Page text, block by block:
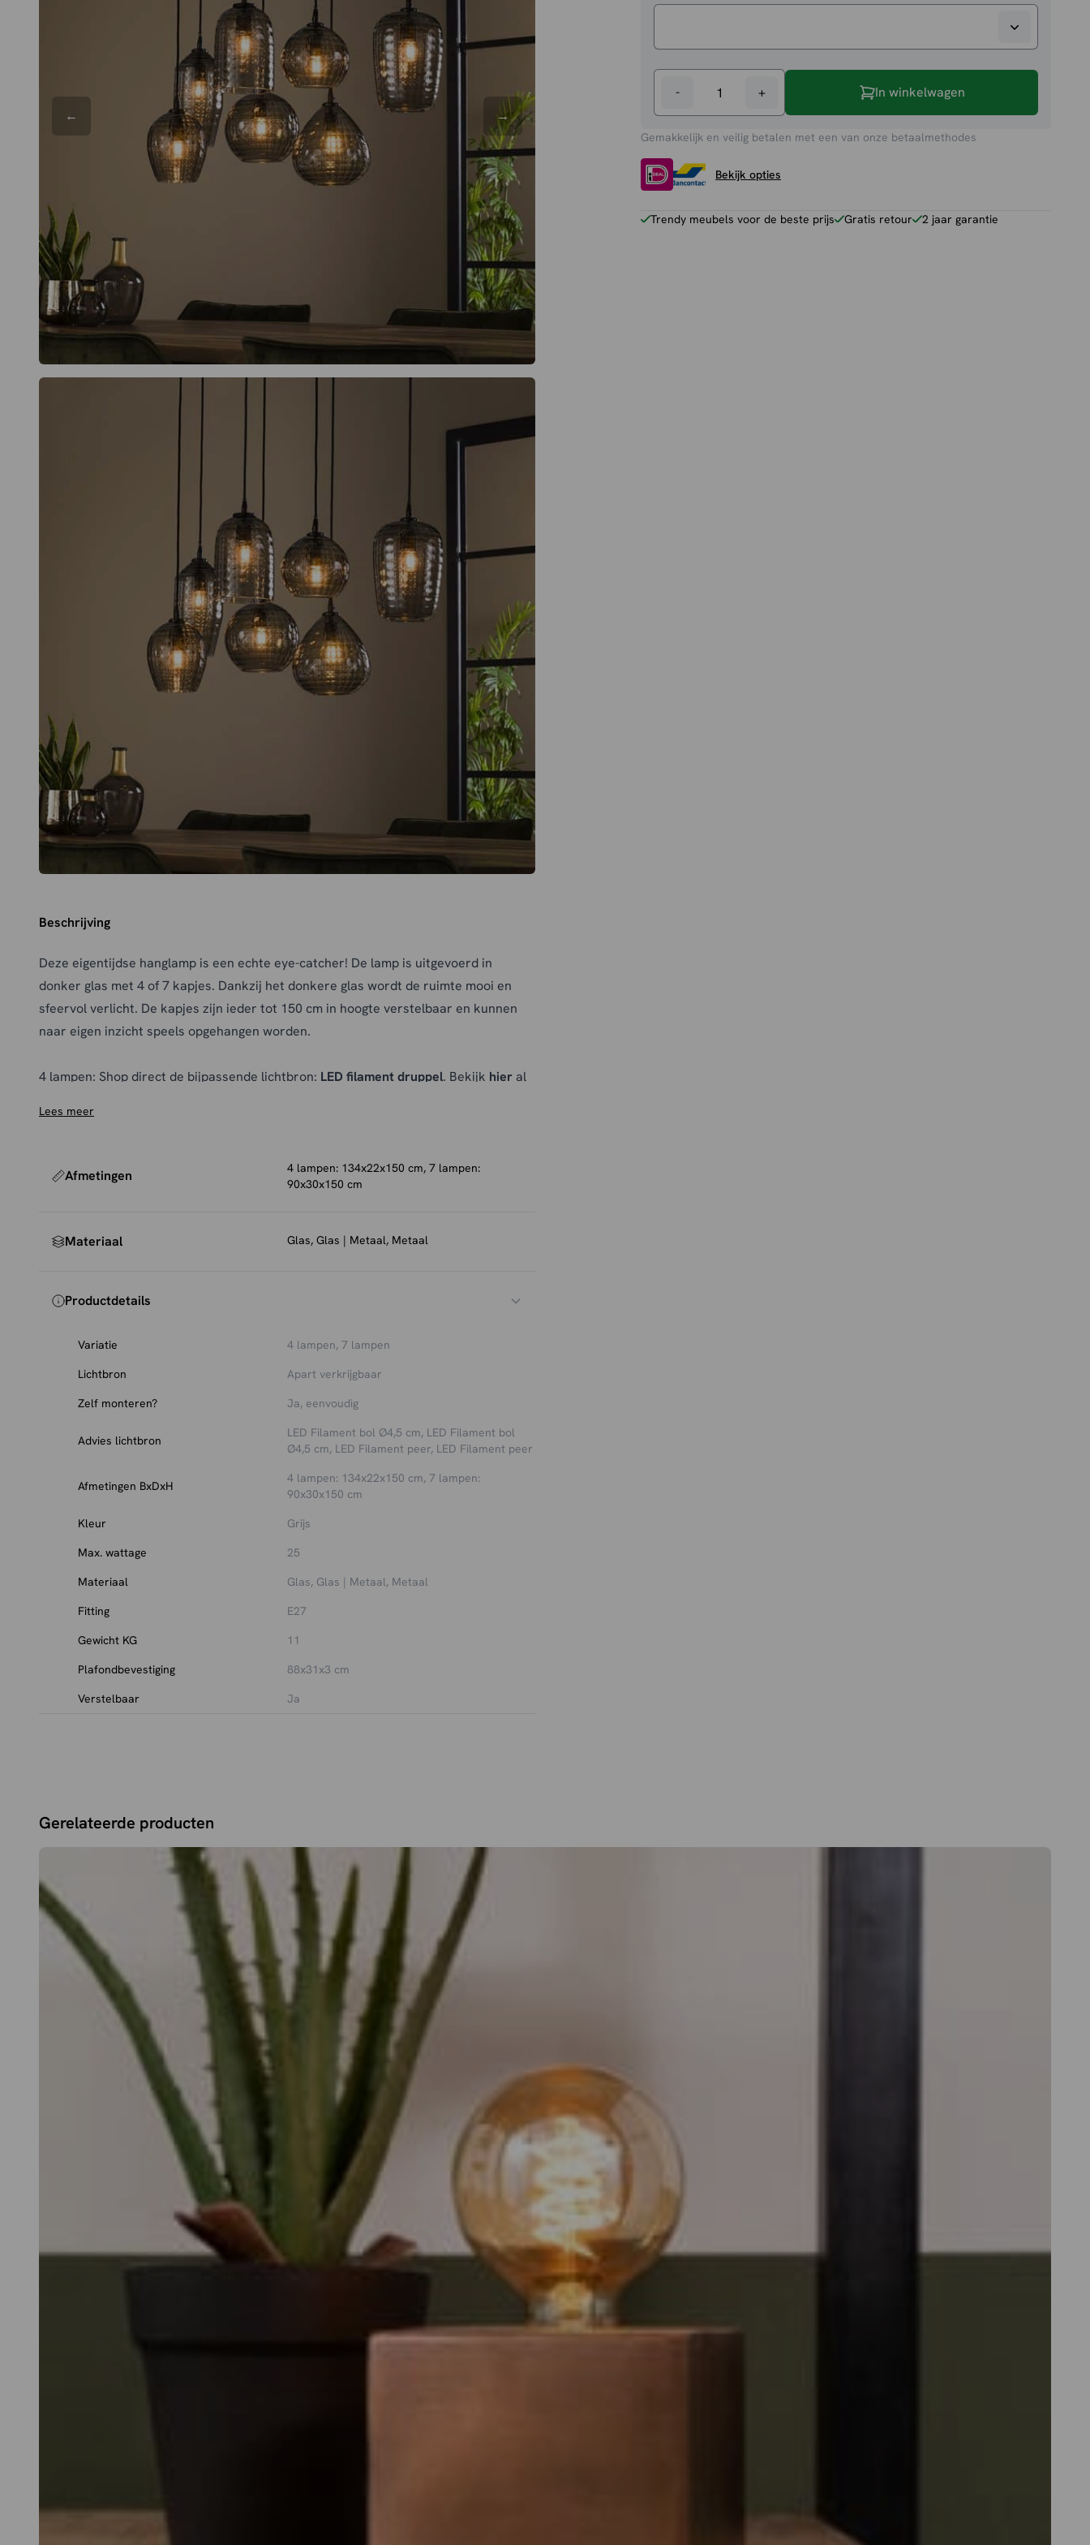
-
Mikkie
aantal
+ In winkelwagen
Gemakkelijk en veilig betalen met een van onze betaalmethodes
Bekijk opties
Trendy meubels voor de beste prijs Gratis retour 2 jaar garantie
Beschrijving
Deze eigentijdse hanglamp is een echte eye-catcher! De lamp is uitgevoerd in
donker glas met 4 of 7 kapjes. Dankzij het donkere glas wordt de ruimte mooi en
sfeervol verlicht. De kapjes zijn ieder tot 150 cm in hoogte verstelbaar en kunnen
naar eigen inzicht speels opgehangen worden.
4 lampen: Shop direct de bijpassende lichtbron: LED filament druppel. Bekijk hier al
7 lampen: Shop direct de bijpassende lichtbron:
Lees meer
Afmetingen
4 lampen: 134x22x150 cm, 7 lampen:
90x30x150 cm
Materiaal Glas, Glas | Metaal, Metaal
Productdetails
Variatie 4 lampen, 7 lampen
Lichtbron
Apart verkrijgbaar
Zelf monteren?
Ja, eenvoudig
Advies lichtbron
LED Filament bol Ø4,5 cm, LED Filament bol
Ø4,5 cm, LED Filament peer, LED Filament peer
Afmetingen BxDxH
4 lampen: 134x22x150 cm, 7 lampen:
90x30x150 cm
Kleur
Grijs
Max. wattage
25
Materiaal
Glas, Glas | Metaal, Metaal
Fitting
E27
Gewicht KG
11
Plafondbevestiging
88x31x3 cm
Verstelbaar
Ja
Gerelateerde producten